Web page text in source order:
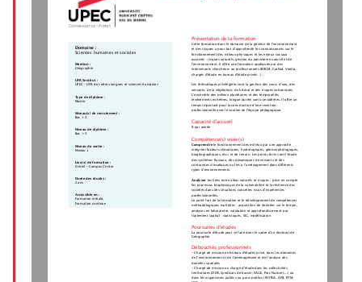
Présentation de la formation
Cette formation dans le domaine de la gestion de l‘environnement
et des risques a pour but d’approfondir les connaissances sur le
fonctionnement des milieux physiques et les enjeux sociaux
associés : risques naturels, gestion du patrimoine naturel et de
l'environnement. Il offre une formation appliquée par des
intervenants chercheurs ou professionnels (BRGM, CatNat, Veolia,
chargés d'étude en bureau d'étude privés...).
Les thématiques privilégiées sont la gestion des cours d’eau, des
versants, de la végétation, du littoral et des risques volcaniques.
L’ensemble des milieux planétaires et des temporalités
(événements extrêmes, longue durée) sont considérées. Il offre un
temps important pour la construction d'une insertion
professionnelle avec le soutien de l'équipe pédagogique.
Capacité d'accueil
8 par année
Compétence(s) visée(s)
Comprendre le fonctionnement des milieux par une approche
intégrée (facteurs climatiques, hydrologiques, géomorphologiques,
biogéographiques, etc.) et de terrain. Les points forts sont l’étude
des systèmes fluviaux, des dynamiques de versants et des
contraintes climatiques ou liés à l’aménagement dans différents
types d’environnements.
Analyser les liens entre aléas naturels et risques : prise en compte
les processus biophysiques de la vulnérabilité et la résilience des
sociétés dans des situations concrètes issus d’expériences
professionnelles.
Le point fort de la formation et le développement de compétences
méthodologiques multiples : acquisition de données sur le terrain,
analyses en laboratoire, validation et approfondissement par
traitement spatial : statistiques, SIG, modélisation
Poursuites d'études
La poursuite d'étude peut se faire dans le cadre d'un doctorat de
Géographie
Débouchés professionnels
- Chargé de mission en bureau d'études privé, dans les domaines
de l’environnement et de l’aménagement et de l’analyse des
données spatiales
- Chargé de mission ou chargé d'étude dans les collectivités
territoriales (DDE, Syndicats de bassin, SAGE, Parc Naturel....) ou
dans les organismes publics ou para-publics (IRSTEA, AFB, RTM,
Domaine :
Sciences humaines et sociales
Mention :
Géographie
UFR/Institut :
UPEC - UFR de Lettres langues et sciences humaines
Type de diplôme :
Master
Niveau(x) de recrutement :
Bac + 3
Niveau de diplôme :
Bac + 5
Niveau de sortie :
Niveau 1
Lieu(x) de formation :
Créteil - Campus Centre
Durée des études :
2 ans
Accessible en :
Formation initiale,
Formation continue